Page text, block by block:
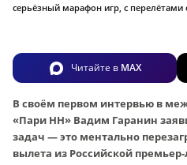
серьёзный марафон игр, с перелётами
Читайте в MAX
В своём первом интервью в
«Пари НН» Вадим Гаранин
задач — это ментально
вылета из Российской премьер-